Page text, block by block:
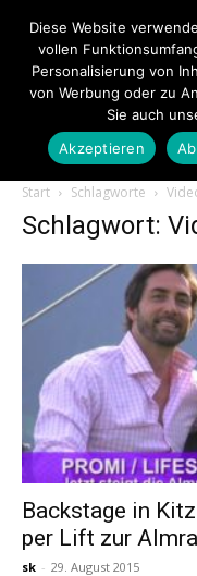
Start Schlagworte
Schlagwort:
Backstage in
per Lift zur
sk - 29. August 2015
Diese Website
vollen
Personalisierung von
von Werbung oder zu
Sie auch
Akzeptieren